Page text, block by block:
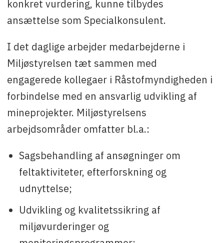
konkret vurdering, kunne tilbydes
ansættelse som Specialkonsulent.
I det daglige arbejder medarbejderne i
Miljøstyrelsen tæt sammen med
engagerede kollegaer i Råstofmyndigheden i
forbindelse med en ansvarlig udvikling af
mineprojekter. Miljøstyrelsens
arbejdsområder omfatter bl.a.:
Sagsbehandling af ansøgninger om
feltaktiviteter, efterforskning og
udnyttelse;
Udvikling og kvalitetssikring af
miljøvurderinger og